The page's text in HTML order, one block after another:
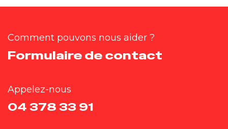
Comment pouvons nous aider ?
Formulaire de contact
Appelez-nous
04 378 33 91